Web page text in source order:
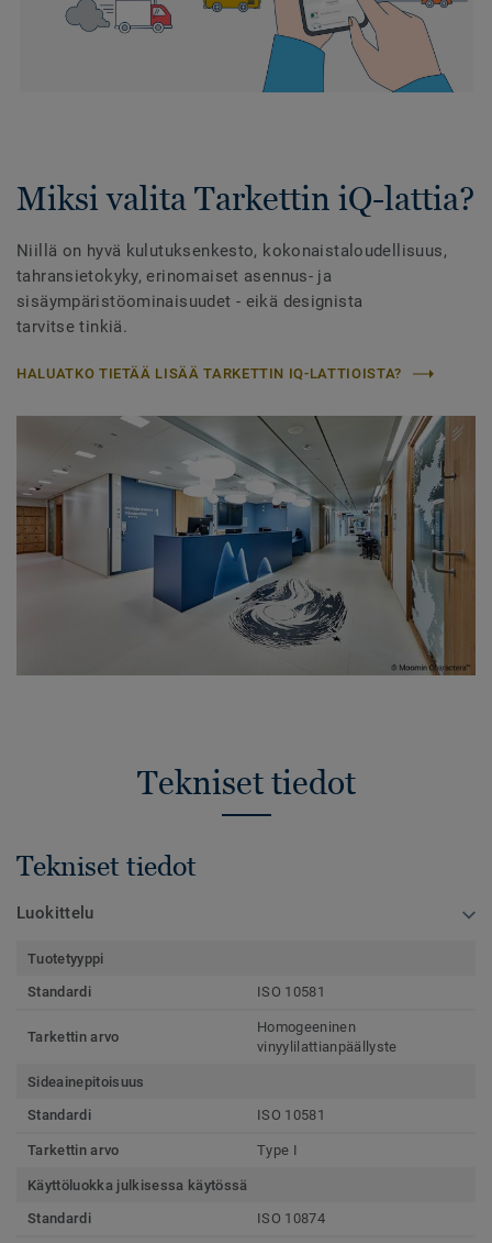
Miksi valita Tarkettin iQ-lattia?
Niillä on hyvä kulutuksenkesto, kokonaistaloudellisuus,
tahransietokyky, erinomaiset asennus- ja
sisäympäristöominaisuudet - eikä designista
tarvitse tinkiä.
HALUATKO TIETÄÄ LISÄÄ TARKETTIN IQ-LATTIOISTA?
Tekniset tiedot
Tekniset tiedot
Luokittelu
Tuotetyyppi
Standardi
ISO 10581
Tarkettin arvo
Homogeeninen
vinyylilattianpäällyste
Sideainepitoisuus
Standardi
ISO 10581
Tarkettin arvo Type I
Käyttöluokka julkisessa käytössä
Standardi
ISO 10874